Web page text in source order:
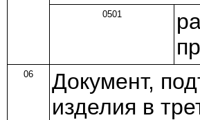
0501
06
Документ,
изделия в